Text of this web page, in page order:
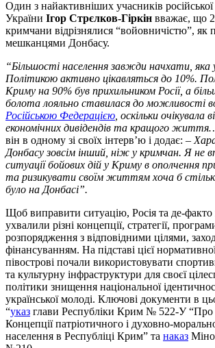
Один з найактивніших учасників російської
України Ігор Стрєлков-Гіркін вважає, що
кримчани відрізнялися “войовничістю”, як
мешканцями Донбасу.
“Більшості населення завжди начхати, яка
Політикою активно цікавляться до 10%.
Криму на 90% був прихильником Росії, а
болота лояльно ставилася до можливості
Російською Федерацією , оскільки очікувала
економічних дивідендів та кращого
він в одному зі своїх інтерв’ю і додає: –
Донбасу зовсім інший, ніж у кримчан. Я не
ситуації бойових дій у Криму в ополчення
та ризикувати своїм життям хоча б
було на Донбасі”.
Щоб виправити ситуацію, Росія та де-
ухвалили різні концепції, стратегії,
розпорядження з відповідними цілями,
фінансуванням. На підставі цієї
півострові почали використовувати
та культурну інфраструктури для своєї
політики знищення національної
української молоді. Ключові документи в
“указ глави Республіки Крим № 522-У “Про
Концепції патріотичного і духовно-
населення в Республіці Крим” та наказ